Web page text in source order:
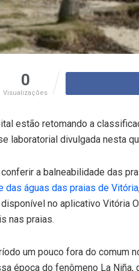
0
Visualizações
estão retomando a
laboratorial divulgada nesta
a balneabilidade das
das águas das praias de Vitória
disponível no aplicativo Vitória
nas praias.
um pouco fora do comum
época do fenômeno La